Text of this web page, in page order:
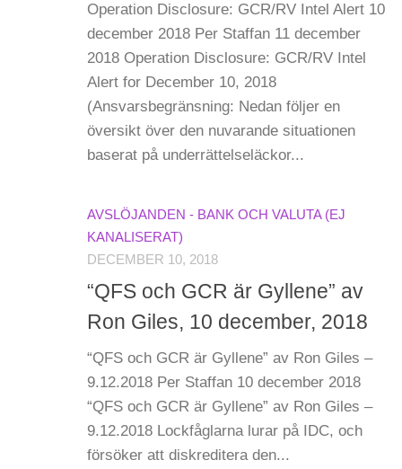
Operation Disclosure: GCR/RV Intel Alert 10
december 2018 Per Staffan 11 december
2018 Operation Disclosure: GCR/RV Intel
Alert for December 10, 2018
(Ansvarsbegränsning: Nedan följer en
översikt över den nuvarande situationen
baserat på underrättelseläckor...
AVSLÖJANDEN - BANK OCH VALUTA (EJ
KANALISERAT)
DECEMBER 10, 2018
“QFS och GCR är Gyllene” av
Ron Giles, 10 december, 2018
“QFS och GCR är Gyllene” av Ron Giles –
9.12.2018 Per Staffan 10 december 2018
“QFS och GCR är Gyllene” av Ron Giles –
9.12.2018 Lockfåglarna lurar på IDC, och
försöker att diskreditera den...